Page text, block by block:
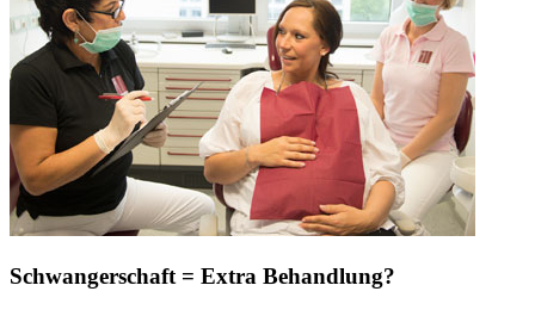
Schwangerschaft = Extra Behandlung?